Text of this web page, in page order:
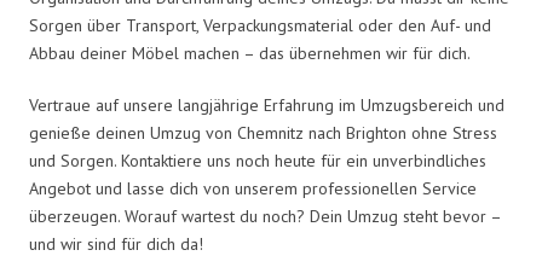
Sorgen über Transport, Verpackungsmaterial oder den Auf- und
Abbau deiner Möbel machen – das übernehmen wir für dich.
Vertraue auf unsere langjährige Erfahrung im Umzugsbereich und
genieße deinen Umzug von Chemnitz nach Brighton ohne Stress
und Sorgen. Kontaktiere uns noch heute für ein unverbindliches
Angebot und lasse dich von unserem professionellen Service
überzeugen. Worauf wartest du noch? Dein Umzug steht bevor –
und wir sind für dich da!